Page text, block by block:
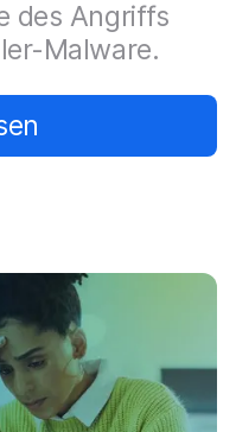
des Angriffs
Malware.